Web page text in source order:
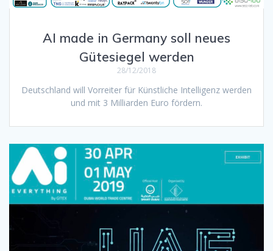
AI made in Germany soll neues
Gütesiegel werden
28/12/2018
Deutschland will Vorreiter für Künstliche Intelligenz werden
und mit 3 Milliarden Euro fördern.